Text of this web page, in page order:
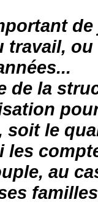
travail,
de la
soit le
les
au